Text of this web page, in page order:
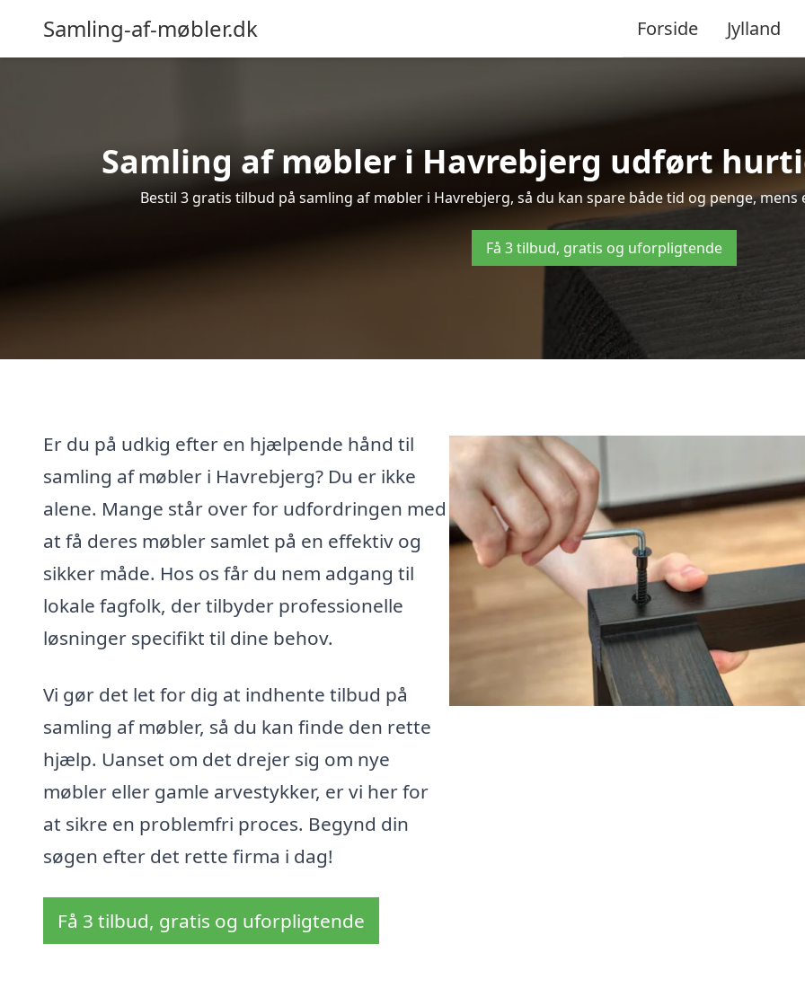
Samling-af-møbler.dk Forside Jylland
Samling af møbler i Havrebjerg udført
Bestil 3 gratis tilbud på samling af møbler i Havrebjerg, så du kan spare både tid og penge,
Få 3 tilbud, gratis og uforpligtende
Er du på udkig efter en hjælpende hånd til
samling af møbler i Havrebjerg? Du er ikke
alene. Mange står over for udfordringen med
at få deres møbler samlet på en effektiv og
sikker måde. Hos os får du nem adgang til
lokale fagfolk, der tilbyder professionelle
løsninger specifikt til dine behov.
Vi gør det let for dig at indhente tilbud på
samling af møbler, så du kan finde den rette
hjælp. Uanset om det drejer sig om nye
møbler eller gamle arvestykker, er vi her for
at sikre en problemfri proces. Begynd din
søgen efter det rette firma i dag!
Få 3 tilbud, gratis og uforpligtende